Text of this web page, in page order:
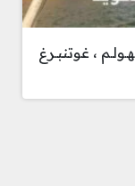
، غوتنبـرغ